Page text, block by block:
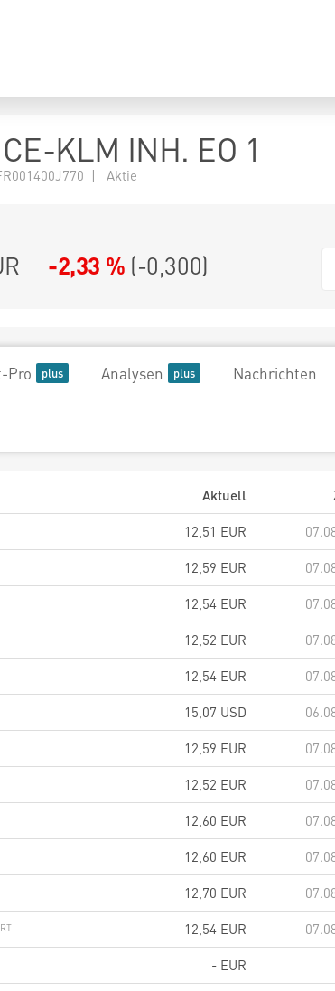
KLM INH. EO 1
| Aktie
-2,33 % (-0,300)
Pro Analysen Nachrichten
Aktuell
12,51 EUR
12,59 EUR
12,54 EUR
12,52 EUR
12,54 EUR
15,07 USD
12,59 EUR
12,52 EUR
12,60 EUR
12,60 EUR
12,70 EUR
12,54 EUR
- EUR